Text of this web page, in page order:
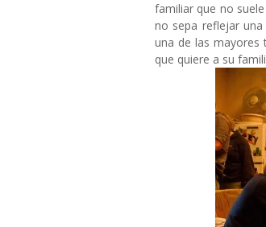
familiar que no
no sepa reflejar
una de las mayores
que quiere a su